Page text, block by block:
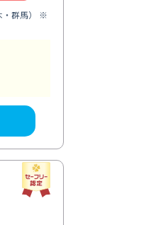
・群馬） ※